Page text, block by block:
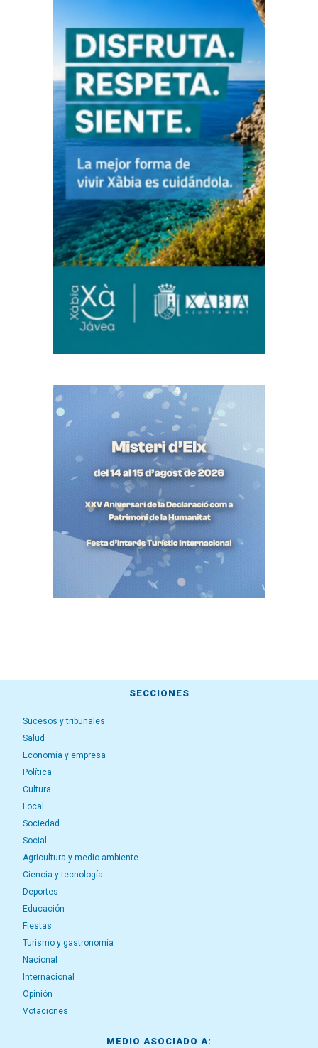
SECCIONES
Sucesos y tribunales
Salud
Economía y empresa
Política
Cultura
Local
Sociedad
Social
Agricultura y medio ambiente
Ciencia y tecnología
Deportes
Educación
Fiestas
Turismo y gastronomía
Nacional
Internacional
Opinión
Votaciones
MEDIO ASOCIADO A: